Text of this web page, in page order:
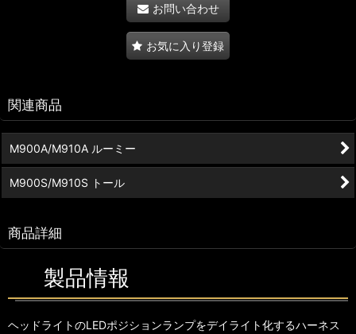
お問い合わせ
お気に入り登録
関連商品
M900A/M910A ルーミー
M900S/M910S トール
商品詳細
製品情報
ヘッドライトのLEDポジションランプをデイライト化するハーネス